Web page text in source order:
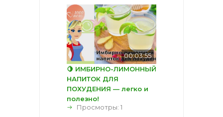
00:03:55
🍋 ИМБИРНО-ЛИМОННЫЙ
НАПИТОК ДЛЯ
ПОХУДЕНИЯ — легко и
полезно!
Просмотры: 1